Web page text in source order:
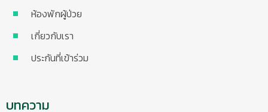
ห้องพักผู้ป่วย
เกี่ยวกับเรา
ประกันที่เข้าร่วม
บทความ